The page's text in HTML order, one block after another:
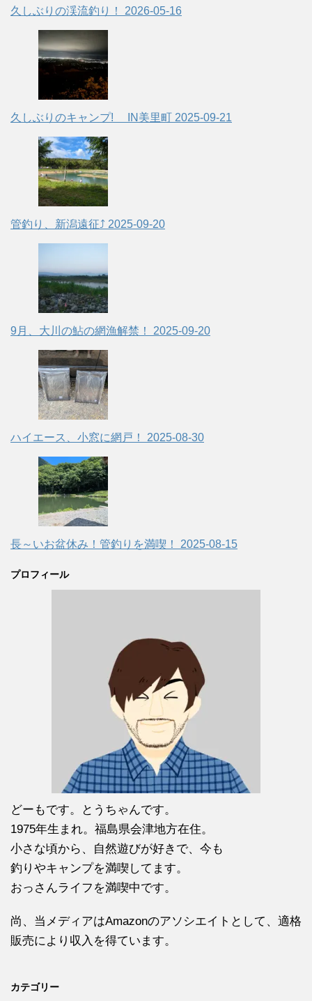
久しぶりの渓流釣り！ 2026-05-16
久しぶりのキャンプ! IN美里町 2025-09-21
管釣り、新潟遠征⤴ 2025-09-20
9月、大川の鮎の網漁解禁！ 2025-09-20
ハイエース、小窓に網戸！ 2025-08-30
長～いお盆休み！管釣りを満喫！ 2025-08-15
プロフィール
どーもです。とうちゃんです。
1975年生まれ。福島県会津地方在住。
小さな頃から、自然遊びが好きで、今も
釣りやキャンプを満喫してます。
おっさんライフを満喫中です。
尚、当メディアはAmazonのアソシエイトとして、適格
販売により収入を得ています。
カテゴリー